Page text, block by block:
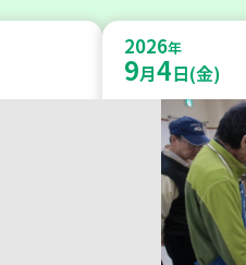
2026年
9月4日(金)